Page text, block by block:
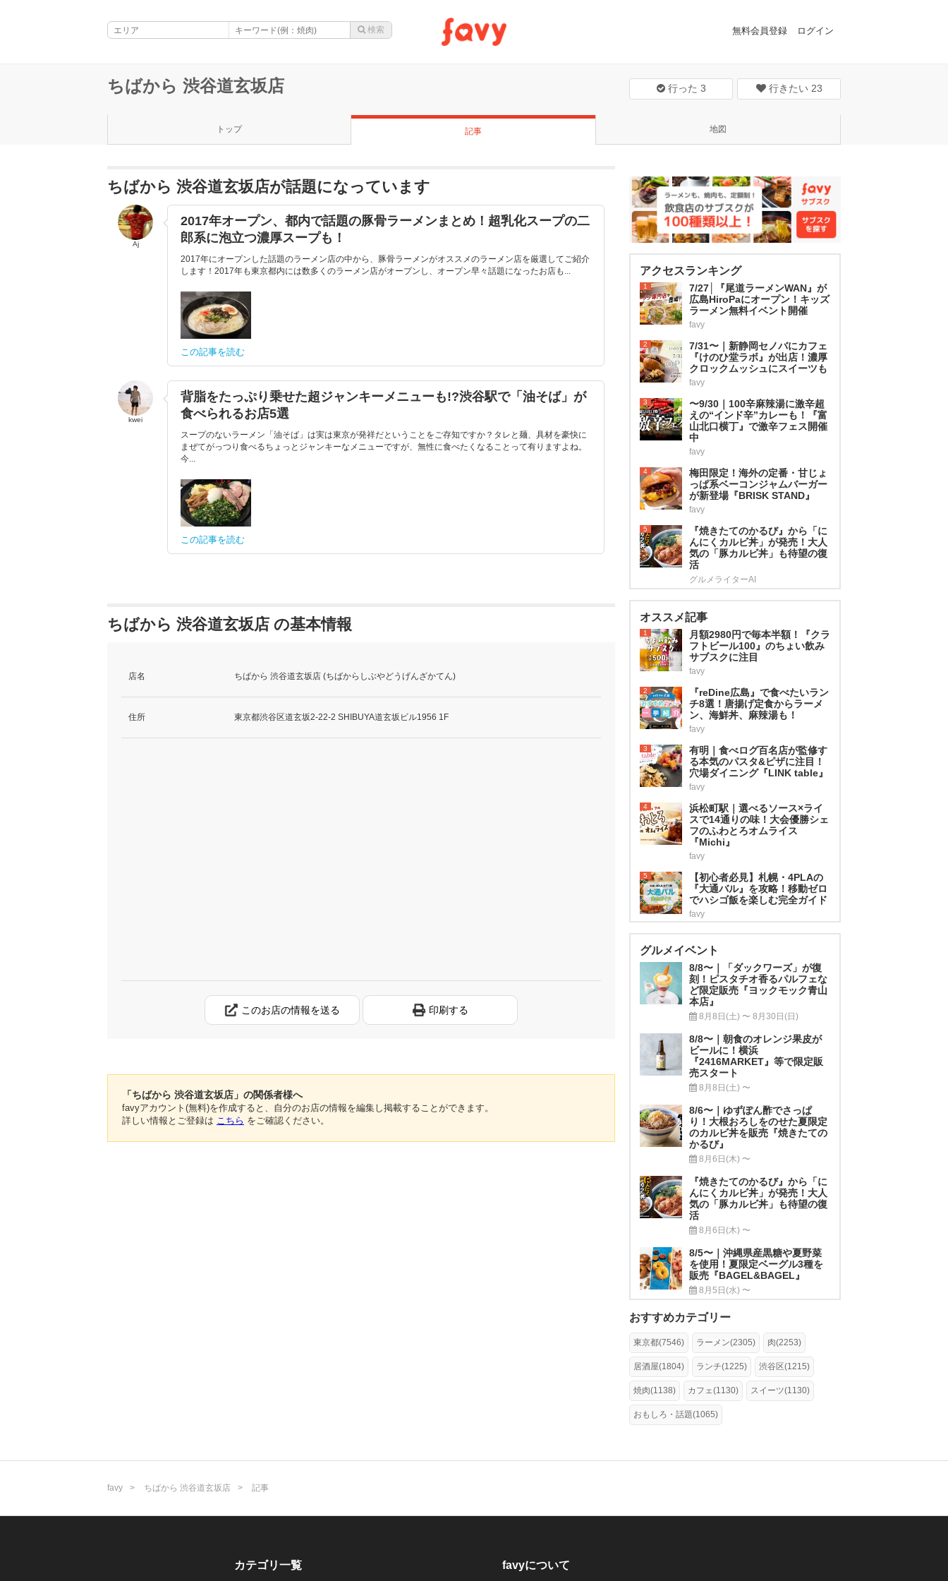
無料会員登録 ログイン
ちばから 渋谷道玄坂店 行った 3 行きたい 23
トップ 記事 地図
ちばから 渋谷道玄坂店が話題になっています
Aj
2017年オープン、都内で話題の豚骨ラーメンまとめ！超乳化スープの二
郎系に泡立つ濃厚スープも！
2017年にオープンした話題のラーメン店の中から、豚骨ラーメンがオススメのラーメン店を厳選してご紹介
します！2017年も東京都内には数多くのラーメン店がオープンし、オープン早々話題になったお店も...
この記事を読む
kwei
背脂をたっぷり乗せた超ジャンキーメニューも!?渋谷駅で「油そば」が
食べられるお店5選
スープのないラーメン「油そば」は実は東京が発祥だということをご存知ですか？タレと麺、具材を豪快に
まぜてがっつり食べるちょっとジャンキーなメニューですが、無性に食べたくなることって有りますよね。
今...
この記事を読む
ちばから 渋谷道玄坂店 の基本情報
店名 ちばから 渋谷道玄坂店 (ちばからしぶやどうげんざかてん)
住所 東京都渋谷区道玄坂2-22-2 SHIBUYA道玄坂ビル1956 1F
このお店の情報を送る 印刷する
「ちばから 渋谷道玄坂店」の関係者様へ
favyアカウント(無料)を作成すると、自分のお店の情報を編集し掲載することができます。
詳しい情報とご登録は こちら をご確認ください。
アクセスランキング
1
7/27│『尾道ラーメンWAN』が
広島HiroPaにオープン！キッズ
ラーメン無料イベント開催
favy
2
7/31〜｜新静岡セノバにカフェ
『けのひ堂ラボ』が出店！濃厚
クロックムッシュにスイーツも
favy
3
〜9/30｜100辛麻辣湯に激辛超
えの“インド辛”カレーも！『富
山北口横丁』で激辛フェス開催
中
favy
4
梅田限定！海外の定番・甘じょ
っぱ系ベーコンジャムバーガー
が新登場『BRISK STAND』
favy
5
『焼きたてのかるび』から「に
んにくカルビ丼」が発売！大人
気の「豚カルビ丼」も待望の復
活
グルメライターAI
オススメ記事
1
月額2980円で毎本半額！『クラ
フトビール100』のちょい飲み
サブスクに注目
favy
2
『reDine広島』で食べたいラン
チ8選！唐揚げ定食からラーメ
ン、海鮮丼、麻辣湯も！
favy
3
有明｜食べログ百名店が監修す
る本気のパスタ&ピザに注目！
穴場ダイニング『LINK table』
favy
4
浜松町駅｜選べるソース×ライ
スで14通りの味！大会優勝シェ
フのふわとろオムライス
『Michi』
favy
5
【初心者必見】札幌・4PLAの
『大通バル』を攻略！移動ゼロ
でハシゴ飯を楽しむ完全ガイド
favy
グルメイベント
8/8〜｜「ダックワーズ」が復
刻！ピスタチオ香るパルフェな
ど限定販売『ヨックモック青山
本店』
8月8日(土) 〜 8月30日(日)
8/8〜｜朝食のオレンジ果皮が
ビールに！横浜
『2416MARKET』等で限定販
売スタート
8月8日(土) 〜
8/6〜｜ゆずぽん酢でさっぱ
り！大根おろしをのせた夏限定
のカルビ丼を販売『焼きたての
かるび』
8月6日(木) 〜
『焼きたてのかるび』から「に
んにくカルビ丼」が発売！大人
気の「豚カルビ丼」も待望の復
活
8月6日(木) 〜
8/5〜｜沖縄県産黒糖や夏野菜
を使用！夏限定ベーグル3種を
販売『BAGEL&BAGEL』
8月5日(水) 〜
おすすめカテゴリー
東京都(7546) ラーメン(2305) 肉(2253)
居酒屋(1804) ランチ(1225) 渋谷区(1215)
焼肉(1138) カフェ(1130) スイーツ(1130)
おもしろ・話題(1065)
favy ちばから 渋谷道玄坂店 記事
カテゴリ一覧 favyについて